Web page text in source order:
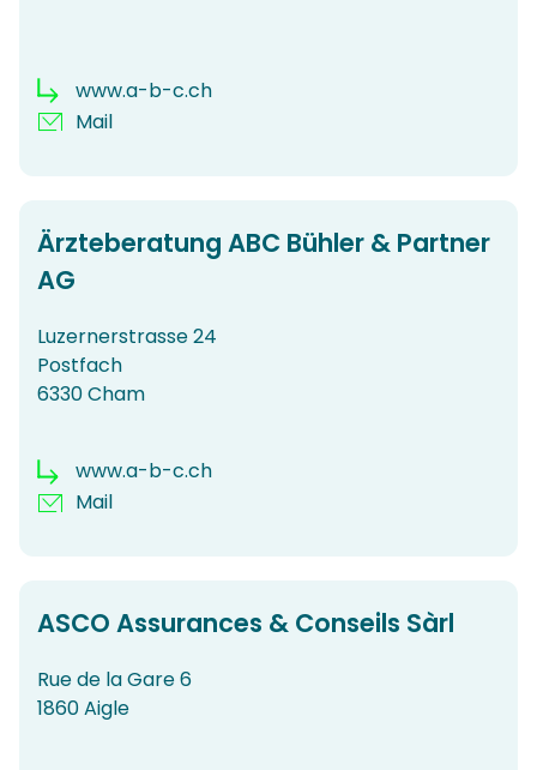
www.a-b-c.ch
Mail
Ärzteberatung ABC Bühler & Partner
AG
Luzernerstrasse 24
Postfach
6330 Cham
www.a-b-c.ch
Mail
ASCO Assurances & Conseils Sàrl
Rue de la Gare 6
1860 Aigle